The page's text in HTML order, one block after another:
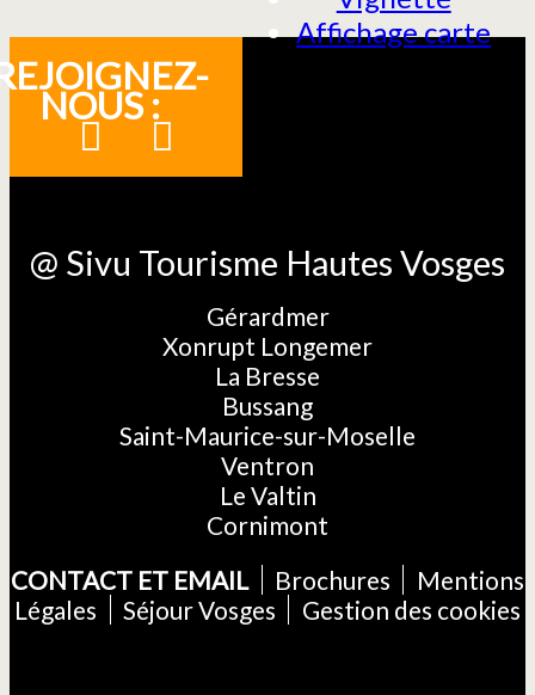
Affichage carte
NOUS :
@ Sivu Tourisme Hautes Vosges
Gérardmer
Xonrupt Longemer
La Bresse
Bussang
Saint-Maurice-sur-Moselle
Ventron
Le Valtin
Cornimont
CONTACT ET EMAIL
Brochures
Mentions
Légales
Séjour Vosges Gestion des cookies